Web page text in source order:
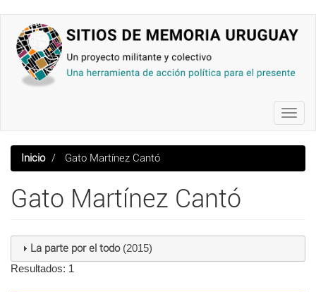
contenido
principal
Inicio Gato Martínez Cantó
Gato Martínez Cantó
La parte por el todo(2015)
Resultados: 1